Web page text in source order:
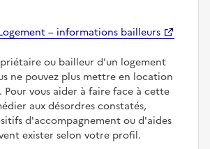
– informations bailleurs
ou bailleur d'un logement
ne pouvez plus mettre en location
vous aider à faire face à cette
aux désordres constatés,
d'accompagnement ou d'aides
exister selon votre profil.